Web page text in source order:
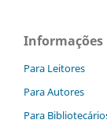
Informações
Para Leitores
Para Autores
Para